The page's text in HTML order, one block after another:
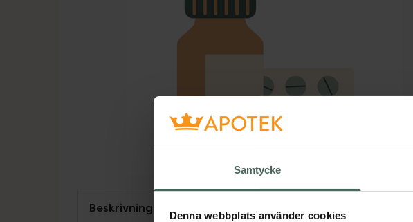
Samtycke
Denna webbplats använder cookies
Lista: . Innehåller 1 objekt.
Beskrivning